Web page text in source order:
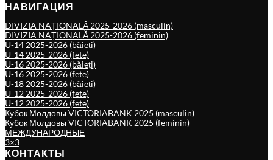
НАВИГАЦИЯ
DIVIZIA NAȚIONALĂ 2025-2026 (masculin)
DIVIZIA NAȚIONALĂ 2025-2026 (feminin)
U-14 2025-2026 (băieți)
U-14 2025-2026 (fete)
U-16 2025-2026 (băieți)
U-16 2025-2026 (fete)
U-18 2025-2026 (băieți)
U-12 2025-2026 (fete)
U-12 2025-2026 (fete)
Кубок Молдовы VICTORIABANK 2025 (masculin)
Кубок Молдовы VICTORIABANK 2025 (feminin)
МЕЖДУНАРОДНЫЕ
3×3
КОНТАКТЫ